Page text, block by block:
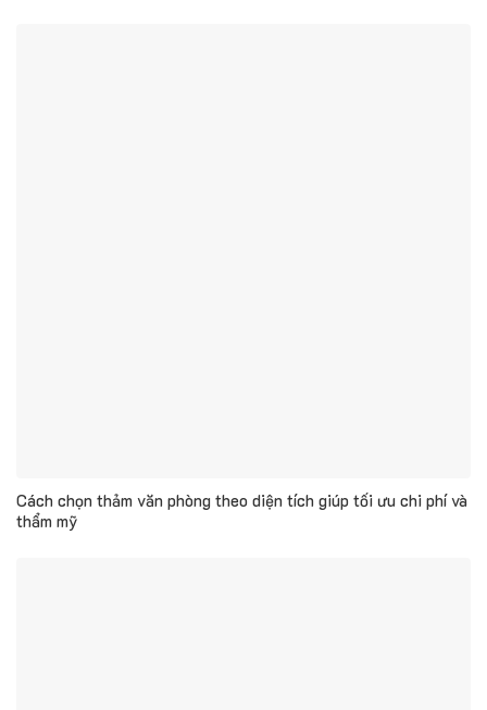
Cách chọn thảm văn phòng theo diện tích giúp tối ưu chi phí và
thẩm mỹ